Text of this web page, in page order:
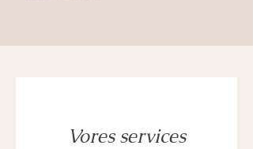
Vores services